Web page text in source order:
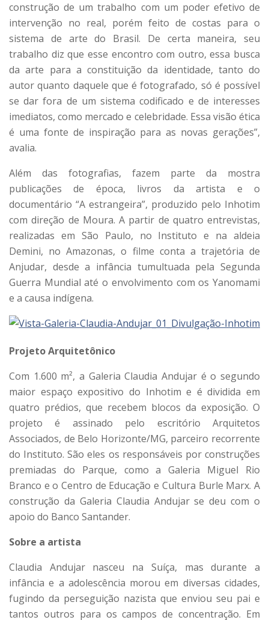
construção de um trabalho com um poder efetivo de
intervenção no real, porém feito de costas para o
sistema de arte do Brasil. De certa maneira, seu
trabalho diz que esse encontro com outro, essa busca
da arte para a constituição da identidade, tanto do
autor quanto daquele que é fotografado, só é possível
se dar fora de um sistema codificado e de interesses
imediatos, como mercado e celebridade. Essa visão ética
é uma fonte de inspiração para as novas gerações”,
avalia.
Além das fotografias, fazem parte da mostra
publicações de época, livros da artista e o
documentário “A estrangeira”, produzido pelo Inhotim
com direção de Moura. A partir de quatro entrevistas,
realizadas em São Paulo, no Instituto e na aldeia
Demini, no Amazonas, o filme conta a trajetória de
Anjudar, desde a infância tumultuada pela Segunda
Guerra Mundial até o envolvimento com os Yanomami
e a causa indígena.
Projeto Arquitetônico
Com 1.600 m², a Galeria Claudia Andujar é o segundo
maior espaço expositivo do Inhotim e é dividida em
quatro prédios, que recebem blocos da exposição. O
projeto é assinado pelo escritório Arquitetos
Associados, de Belo Horizonte/MG, parceiro recorrente
do Instituto. São eles os responsáveis por construções
premiadas do Parque, como a Galeria Miguel Rio
Branco e o Centro de Educação e Cultura Burle Marx. A
construção da Galeria Claudia Andujar se deu com o
apoio do Banco Santander.
Sobre a artista
Claudia Andujar nasceu na Suíça, mas durante a
infância e a adolescência morou em diversas cidades,
fugindo da perseguição nazista que enviou seu pai e
tantos outros para os campos de concentração. Em